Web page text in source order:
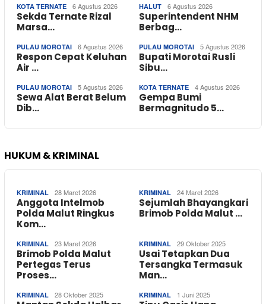
KOTA TERNATE 6 Agustus 2026
Sekda Ternate Rizal
Marsa…
HALUT 6 Agustus 2026
Superintendent NHM
Berbag…
PULAU MOROTAI 6 Agustus 2026
Respon Cepat Keluhan
Air …
PULAU MOROTAI 5 Agustus 2026
Bupati Morotai Rusli
Sibu…
PULAU MOROTAI 5 Agustus 2026
Sewa Alat Berat Belum
Dib…
KOTA TERNATE 4 Agustus 2026
Gempa Bumi
Bermagnitudo 5…
HUKUM & KRIMINAL
KRIMINAL 28 Maret 2026
Anggota Intelmob
Polda Malut Ringkus
Kom…
KRIMINAL 24 Maret 2026
Sejumlah Bhayangkari
Brimob Polda Malut …
KRIMINAL 23 Maret 2026
Brimob Polda Malut
Pertegas Terus
Proses…
KRIMINAL 29 Oktober 2025
Usai Tetapkan Dua
Tersangka Termasuk
Man…
KRIMINAL 28 Oktober 2025 KRIMINAL 1 Juni 2025